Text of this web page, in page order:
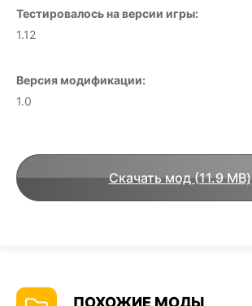
Тестировалось на версии игры:
1.12
Версия модификации:
1.0
Скачать мод (11.9 MB)
ПОХОЖИЕ МОДЫ